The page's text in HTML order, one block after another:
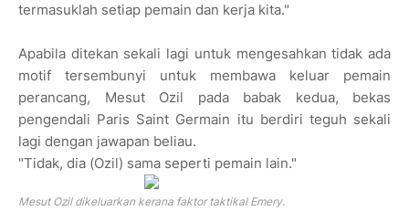
termasuklah setiap pemain dan kerja kita."
Apabila ditekan sekali lagi untuk mengesahkan tidak ada
motif tersembunyi untuk membawa keluar pemain
perancang, Mesut Ozil pada babak kedua, bekas
pengendali Paris Saint Germain itu berdiri teguh sekali
lagi dengan jawapan beliau.
"Tidak, dia (Ozil) sama seperti pemain lain."
Mesut Ozil dikeluarkan kerana faktor taktikal Emery.